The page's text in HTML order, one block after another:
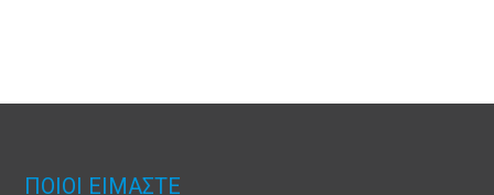
ΠΟΙΟΙ ΕΙΜΑΣΤΕ